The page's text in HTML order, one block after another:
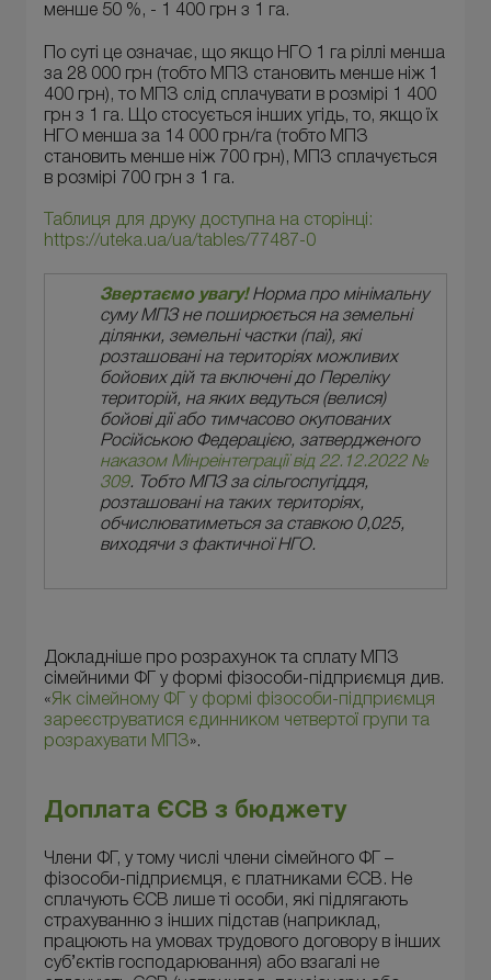
менше 50 %, - 1 400 грн з 1 га.
По суті це означає, що якщо НГО 1 га ріллі менша
за 28 000 грн (тобто МПЗ становить менше ніж 1
400 грн), то МПЗ слід сплачувати в розмірі 1 400
грн з 1 га. Що стосується інших угідь, то, якщо їх
НГО менша за 14 000 грн/га (тобто МПЗ
становить менше ніж 700 грн), МПЗ сплачується
в розмірі 700 грн з 1 га.
Таблиця для друку доступна на сторінці:
https://uteka.ua/ua/tables/77487-0
Звертаємо увагу!Норма про мінімальну
суму МПЗ не поширюється на земельні
ділянки, земельні частки (паї), які
розташовані на територіях можливих
бойових дій та включені до Переліку
територій, на яких ведуться (велися)
бойові дії або тимчасово окупованих
Російською Федерацією, затвердженого
наказом Мінреінтеграції від 22.12.2022 №
309. Тобто МПЗ за сільгоспугіддя,
розташовані на таких територіях,
обчислюватиметься за ставкою 0,025,
виходячи з фактичної НГО.
Докладніше про розрахунок та сплату МПЗ
сімейними ФГ у формі фізособи-підприємця див.
«Як сімейному ФГ у формі фізособи-підприємця
зареєструватися єдинником четвертої групи та
розрахувати МПЗ».
Доплата ЄСВ з бюджету
Члени ФГ, у тому числі члени сімейного ФГ –
фізособи-підприємця, є платниками ЄСВ. Не
сплачують ЄСВ лише ті особи, які підлягають
страхуванню з інших підстав (наприклад,
працюють на умовах трудового договору в інших
суб’єктів господарювання) або взагалі не